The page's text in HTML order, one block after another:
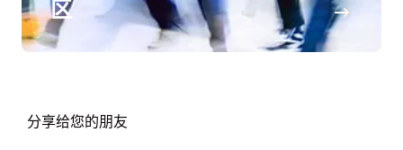
区
分享给您的朋友